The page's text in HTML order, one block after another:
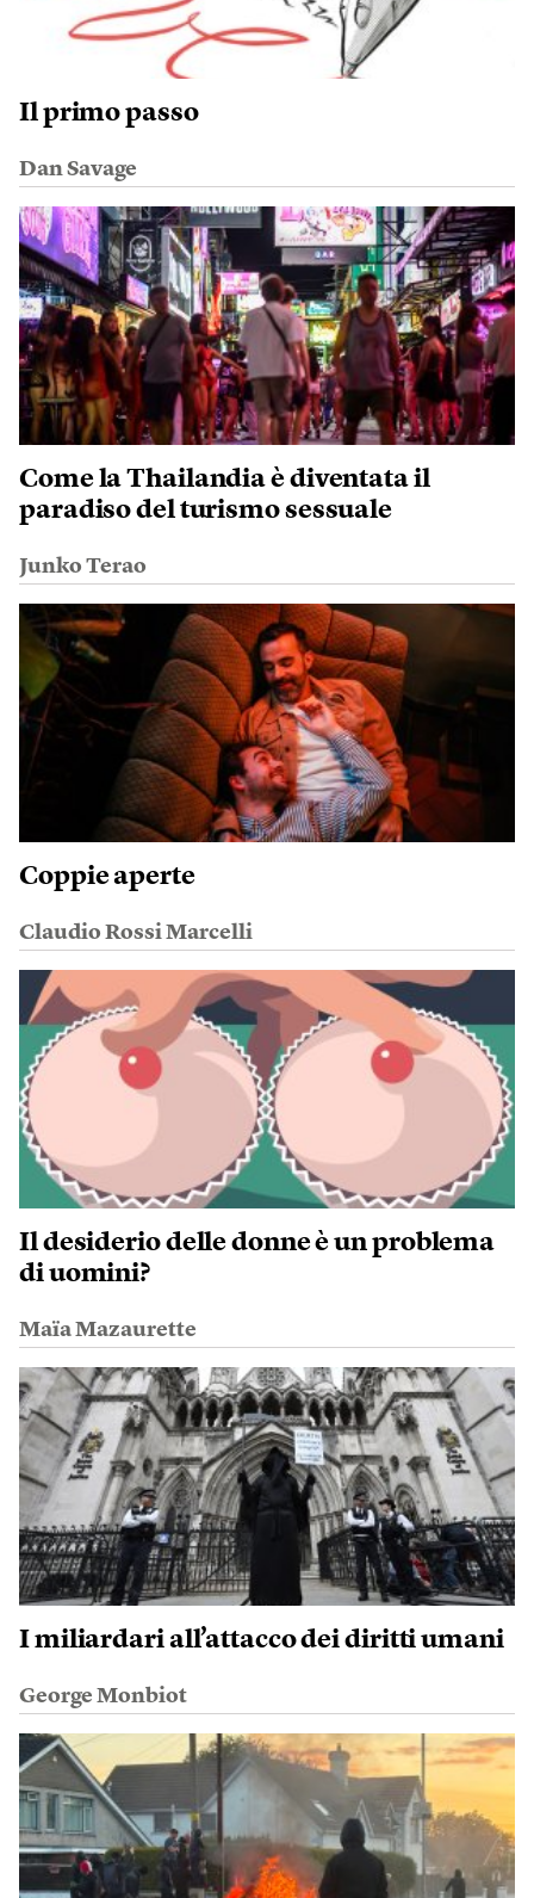
Il primo passo
Dan Savage
Come la Thailandia è diventata il
paradiso del turismo sessuale
Junko Terao
Coppie aperte
Claudio Rossi Marcelli
Il desiderio delle donne è un problema
di uomini?
Maïa Mazaurette
I miliardari all’attacco dei diritti umani
George Monbiot